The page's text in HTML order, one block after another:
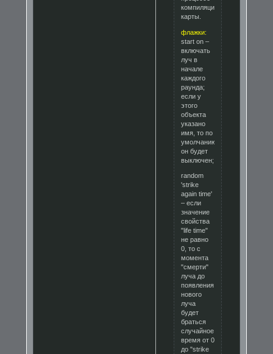
компиляции
карты.
флажки:
start on –
включать
луч в
начале
каждого
раунда;
если у
этого
объекта
указано
имя, то по
умолчанию
он будет
выключен;
random
'strike
again time'
– если
значение
свойства
"life time"
не равно
0, то с
момента
"смерти"
луча до
появления
нового
луча
будет
браться
случайное
время от 0
до "strike